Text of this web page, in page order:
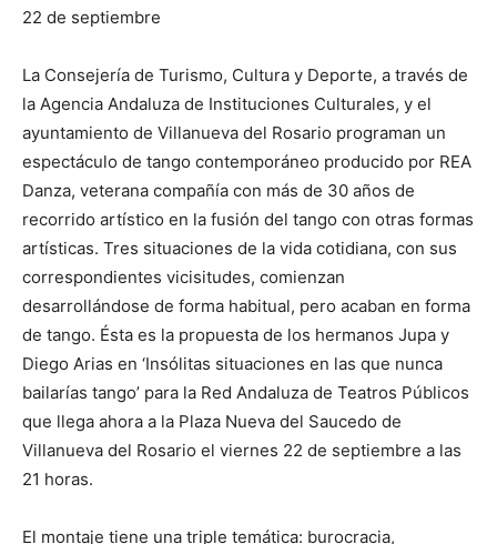
22 de septiembre
La Consejería de Turismo, Cultura y Deporte, a través de
la Agencia Andaluza de Instituciones Culturales, y el
ayuntamiento de Villanueva del Rosario programan un
espectáculo de tango contemporáneo producido por REA
Danza, veterana compañía con más de 30 años de
recorrido artístico en la fusión del tango con otras formas
artísticas. Tres situaciones de la vida cotidiana, con sus
correspondientes vicisitudes, comienzan
desarrollándose de forma habitual, pero acaban en forma
de tango. Ésta es la propuesta de los hermanos Jupa y
Diego Arias en ‘Insólitas situaciones en las que nunca
bailarías tango’ para la Red Andaluza de Teatros Públicos
que llega ahora a la Plaza Nueva del Saucedo de
Villanueva del Rosario el viernes 22 de septiembre a las
21 horas.
El montaje tiene una triple temática: burocracia,